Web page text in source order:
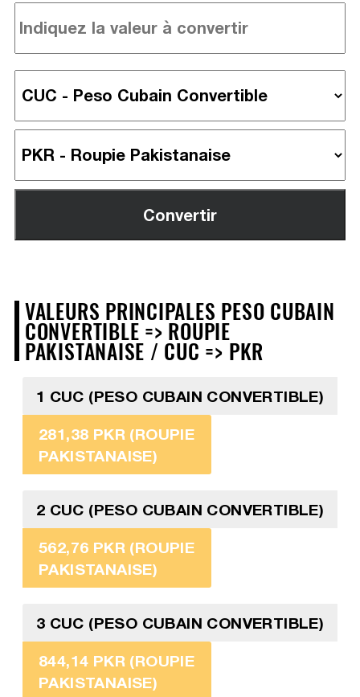
VALEURS PRINCIPALES PESO CUBAIN
CONVERTIBLE => ROUPIE
PAKISTANAISE / CUC => PKR
1 CUC (PESO CUBAIN CONVERTIBLE)
281,38 PKR (ROUPIE
PAKISTANAISE)
2 CUC (PESO CUBAIN CONVERTIBLE)
562,76 PKR (ROUPIE
PAKISTANAISE)
3 CUC (PESO CUBAIN CONVERTIBLE)
844,14 PKR (ROUPIE
PAKISTANAISE)